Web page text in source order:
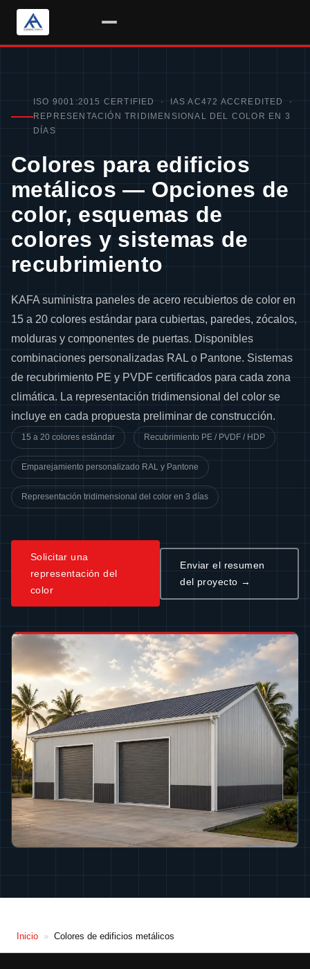
ISO 9001:2015 CERTIFIED · IAS AC472 ACCREDITED ·
REPRESENTACIÓN TRIDIMENSIONAL DEL COLOR EN 3
DÍAS
Colores para edificios
metálicos — Opciones de
color, esquemas de
colores y sistemas de
recubrimiento
KAFA suministra paneles de acero recubiertos de color en
15 a 20 colores estándar para cubiertas, paredes, zócalos,
molduras y componentes de puertas. Disponibles
combinaciones personalizadas RAL o Pantone. Sistemas
de recubrimiento PE y PVDF certificados para cada zona
climática. La representación tridimensional del color se
incluye en cada propuesta preliminar de construcción.
15 a 20 colores estándar Recubrimiento PE / PVDF / HDP
Emparejamiento personalizado RAL y Pantone
Representación tridimensional del color en 3 días
Solicitar una
representación del
color
Enviar el resumen
del proyecto →
Inicio » Colores de edificios metálicos